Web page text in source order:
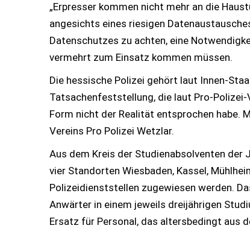
„Erpresser kommen nicht mehr an die
angesichts eines riesigen
Datenschutzes zu achten, eine
vermehrt zum Einsatz kommen müssen.
Die hessische Polizei gehört laut Innen-
Tatsachenfeststellung, die laut Pro-
Form nicht der Realität entsprochen habe.
Vereins Pro Polizei Wetzlar.
Aus dem Kreis der Studienabsolventen der
vier Standorten Wiesbaden, Kassel,
Polizeidienststellen zugewiesen werden.
Anwärter in einem jeweils dreijährigen
Ersatz für Personal, das altersbedingt aus